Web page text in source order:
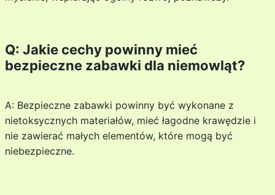
Q: Jakie cechy powinny mieć
bezpieczne zabawki dla niemowląt?
A: Bezpieczne zabawki powinny być wykonane z
nietoksycznych materiałów, mieć łagodne krawędzie i
nie zawierać małych elementów, które mogą być
niebezpieczne.